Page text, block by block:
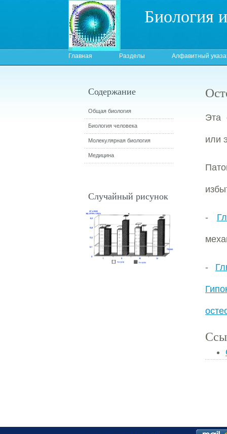
Биология
Главная Разделы Алфавитный
или
-
-
Содержание
Общая биология
Биология человека
Молекулярная биология
Медицина
Случайный рисунок